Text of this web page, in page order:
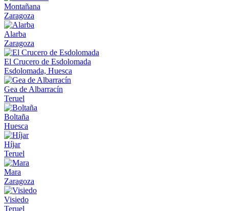
Montañana
Zaragoza
Alarba
Zaragoza
El Crucero de Esdolomada
Esdolomada, Huesca
Gea de Albarracín
Teruel
Boltaña
Huesca
Híjar
Teruel
Mara
Zaragoza
Visiedo
Teruel